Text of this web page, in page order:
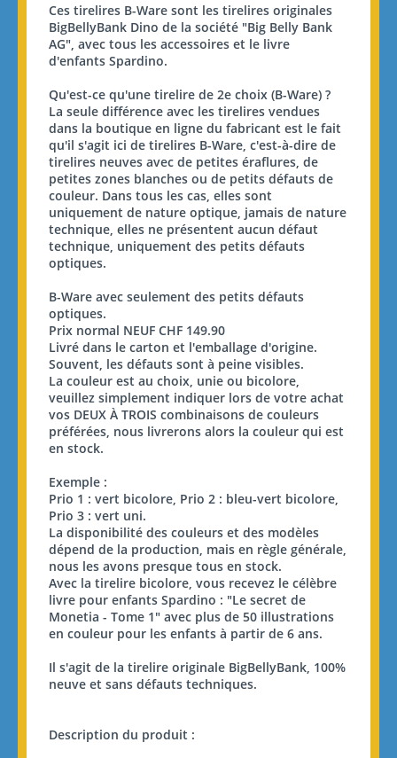
Ces tirelires B-Ware sont les tirelires originales
BigBellyBank Dino de la société "Big Belly Bank
AG", avec tous les accessoires et le livre
d'enfants Spardino.
Qu'est-ce qu'une tirelire de 2e choix (B-Ware) ?
La seule différence avec les tirelires vendues
dans la boutique en ligne du fabricant est le fait
qu'il s'agit ici de tirelires B-Ware, c'est-à-dire de
tirelires neuves avec de petites éraflures, de
petites zones blanches ou de petits défauts de
couleur. Dans tous les cas, elles sont
uniquement de nature optique, jamais de nature
technique, elles ne présentent aucun défaut
technique, uniquement des petits défauts
optiques.
B-Ware avec seulement des petits défauts
optiques.
Prix normal NEUF CHF 149.90
Livré dans le carton et l'emballage d'origine.
Souvent, les défauts sont à peine visibles.
La couleur est au choix, unie ou bicolore,
veuillez simplement indiquer lors de votre achat
vos DEUX À TROIS combinaisons de couleurs
préférées, nous livrerons alors la couleur qui est
en stock.
Exemple :
Prio 1 : vert bicolore, Prio 2 : bleu-vert bicolore,
Prio 3 : vert uni.
La disponibilité des couleurs et des modèles
dépend de la production, mais en règle générale,
nous les avons presque tous en stock.
Avec la tirelire bicolore, vous recevez le célèbre
livre pour enfants Spardino : "Le secret de
Monetia - Tome 1" avec plus de 50 illustrations
en couleur pour les enfants à partir de 6 ans.
Il s'agit de la tirelire originale BigBellyBank, 100%
neuve et sans défauts techniques.
Description du produit :